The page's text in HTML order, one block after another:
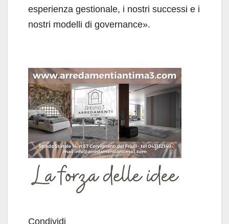
esperienza gestionale, i nostri successi e i
nostri modelli di governance».
Condividi